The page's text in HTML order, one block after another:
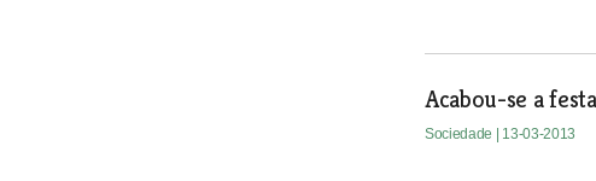
Acabou-se a festa
Sociedade | 13-03-2013